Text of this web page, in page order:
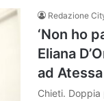
Redazione
‘Non ho
Eliana
ad
Chieti. Doppia